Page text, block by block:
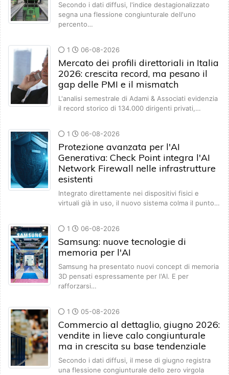
Secondo i dati diffusi, l'indice destagionalizzato
segna una flessione congiunturale dell'uno
percento…
1 06-08-2026
Mercato dei profili direttoriali in Italia
2026: crescita record, ma pesano il
gap delle PMI e il mismatch
L'analisi semestrale di Adami & Associati evidenzia
il record storico di 134.000 dirigenti privati,…
1 06-08-2026
Protezione avanzata per l'AI
Generativa: Check Point integra l'AI
Network Firewall nelle infrastrutture
esistenti
Integrato direttamente nei dispositivi fisici e
virtuali già in uso, il nuovo sistema colma il punto…
1 06-08-2026
Samsung: nuove tecnologie di
memoria per l'AI
Samsung ha presentato nuovi concept di memoria
3D pensati espressamente per l'AI. E per
rafforzarsi…
1 05-08-2026
Commercio al dettaglio, giugno 2026:
vendite in lieve calo congiunturale
ma in crescita su base tendenziale
Secondo i dati diffusi, il mese di giugno registra
una flessione congiunturale dello zero virgola